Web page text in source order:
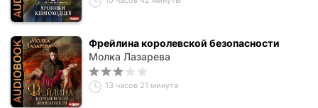
Фрейлина королевской безопасности
Молка Лазарева
13 часов 21 минута